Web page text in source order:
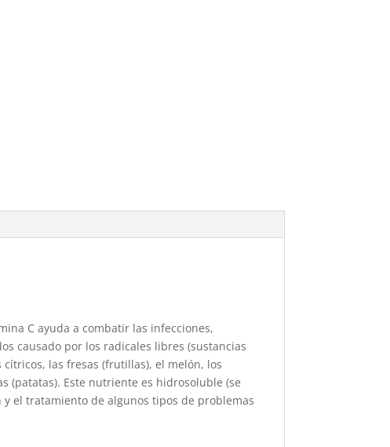
C ayuda a combatir las infecciones,
causado por los radicales libres (sustancias
las fresas (frutillas), el melón, los
(patatas). Este nutriente es hidrosoluble (se
el tratamiento de algunos tipos de problemas